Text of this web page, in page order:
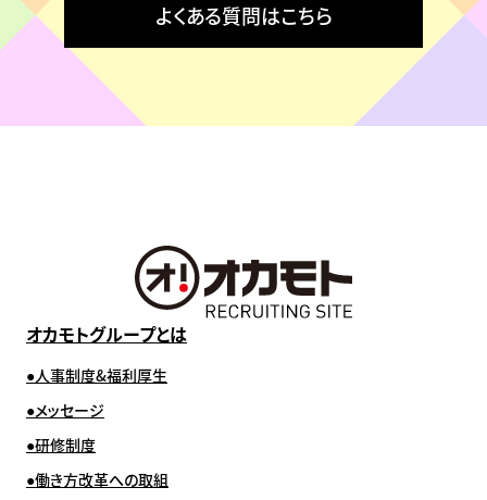
よくある質問はこちら
オカモトグループとは
人事制度&福利厚生
メッセージ
研修制度
働き方改革への取組